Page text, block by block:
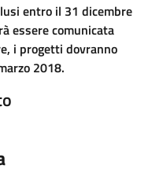
entro il 31 dicembre
essere comunicata
i progetti dovranno
2018.